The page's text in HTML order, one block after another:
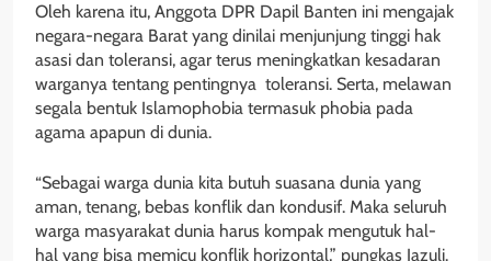
Oleh karena itu, Anggota DPR Dapil Banten ini mengajak
negara-negara Barat yang dinilai menjunjung tinggi hak
asasi dan toleransi, agar terus meningkatkan kesadaran
warganya tentang pentingnya toleransi. Serta, melawan
segala bentuk Islamophobia termasuk phobia pada
agama apapun di dunia.
“Sebagai warga dunia kita butuh suasana dunia yang
aman, tenang, bebas konflik dan kondusif. Maka seluruh
warga masyarakat dunia harus kompak mengutuk hal-
hal yang bisa memicu konflik horizontal,” pungkas Jazuli.